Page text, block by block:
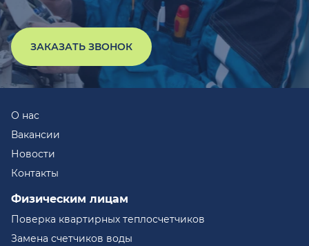
ЗАКАЗАТЬ ЗВОНОК
О нас
Вакансии
Новости
Контакты
Физическим лицам
Поверка квартирных теплосчетчиков
Замена счетчиков воды